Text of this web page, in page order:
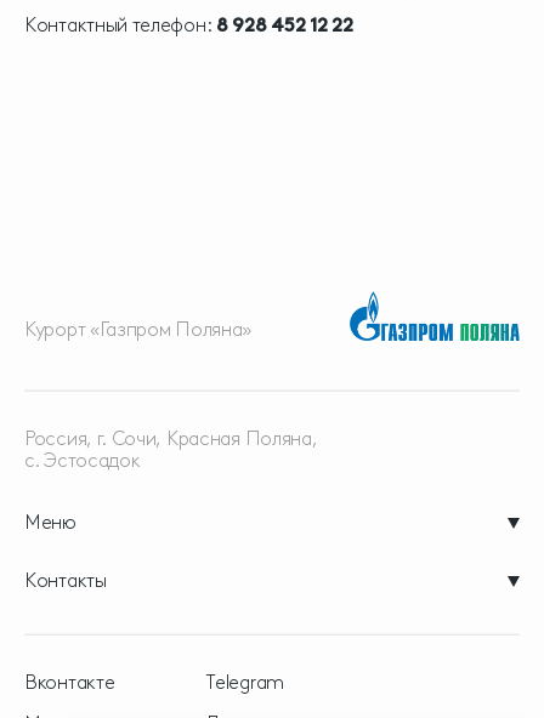
Контактный телефон: 8 928 452 12 22
Курорт «Газпром Поляна»
Меню
Россия, г. Сочи, Красная Поляна,
с. Эстосадок
Контакты
Вконтакте
Telegram